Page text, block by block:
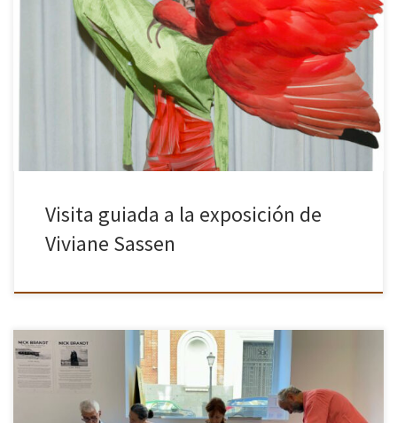
En julio, el día 14, nos vamos de visita a la primera gran exposición
en España de Viviane Sassen, una de las fotógrafas más
influyentes de la escena contemporánea. Esta […]
Visita guiada a la exposición de
Viviane Sassen